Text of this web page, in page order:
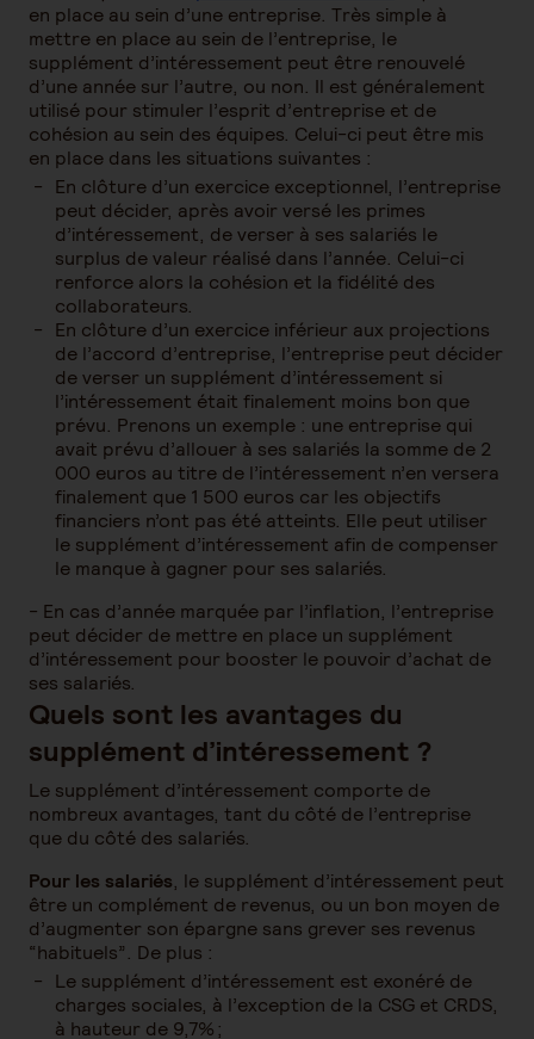
en place au sein d’une entreprise. Très simple à
mettre en place au sein de l’entreprise, le
supplément d’intéressement peut être renouvelé
d’une année sur l’autre, ou non. Il est généralement
utilisé pour stimuler l’esprit d’entreprise et de
cohésion au sein des équipes. Celui-ci peut être mis
en place dans les situations suivantes :
En clôture d’un exercice exceptionnel, l’entreprise
peut décider, après avoir versé les primes
d’intéressement, de verser à ses salariés le
surplus de valeur réalisé dans l’année. Celui-ci
renforce alors la cohésion et la fidélité des
collaborateurs.
En clôture d’un exercice inférieur aux projections
de l’accord d’entreprise, l’entreprise peut décider
de verser un supplément d’intéressement si
l’intéressement était finalement moins bon que
prévu. Prenons un exemple : une entreprise qui
avait prévu d’allouer à ses salariés la somme de 2
000 euros au titre de l’intéressement n’en versera
finalement que 1 500 euros car les objectifs
financiers n’ont pas été atteints. Elle peut utiliser
le supplément d’intéressement afin de compenser
le manque à gagner pour ses salariés.
- En cas d’année marquée par l’inflation, l’entreprise
peut décider de mettre en place un supplément
d’intéressement pour booster le pouvoir d’achat de
ses salariés.
Quels sont les avantages du
supplément d’intéressement ?
Le supplément d’intéressement comporte de
nombreux avantages, tant du côté de l’entreprise
que du côté des salariés.
Pour les salariés, le supplément d’intéressement peut
être un complément de revenus, ou un bon moyen de
d’augmenter son épargne sans grever ses revenus
“habituels”. De plus :
Le supplément d’intéressement est exonéré de
charges sociales, à l’exception de la CSG et CRDS,
à hauteur de 9,7% ;